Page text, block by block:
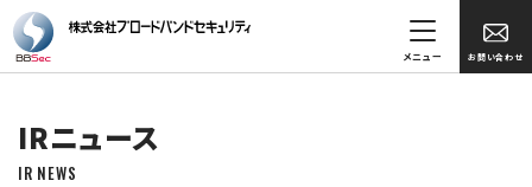
お問い合わせ
メニュー
IRニュース
IR NEWS